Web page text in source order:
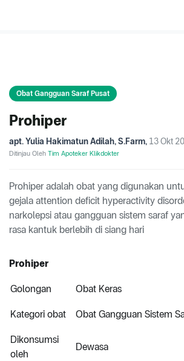
Obat Gangguan Saraf Pusat
Prohiper
apt. Yulia Hakimatun Adilah, S.Farm, 13 Okt
Ditinjau Oleh Tim Apoteker Klikdokter
Prohiper adalah obat yang digunakan
gejala attention deficit hyperactivity
narkolepsi atau gangguan sistem saraf
rasa kantuk berlebih di siang hari
Prohiper
Golongan Obat Keras
Kategori obat Obat Gangguan Sistem
Dikonsumsi
oleh
Dewasa